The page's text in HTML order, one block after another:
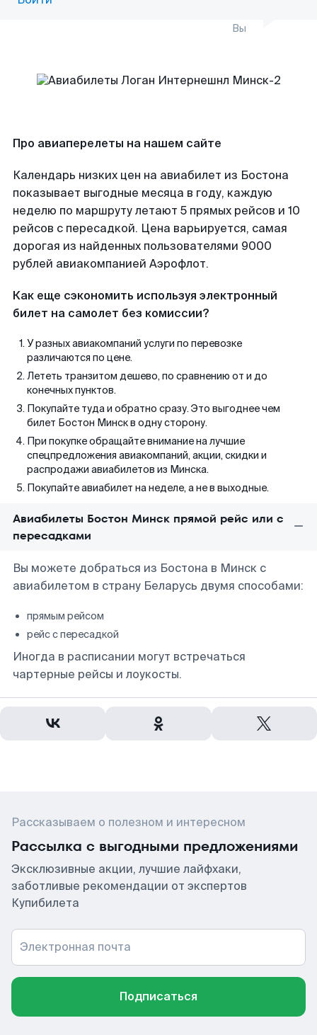
Вы
Про авиаперелеты на нашем сайте
Календарь низких цен на авиабилет из Бостона
показывает выгодные месяца в году, каждую
неделю по маршруту летают 5 прямых рейсов и 10
рейсов с пересадкой. Цена варьируется, самая
дорогая из найденных пользователями 9000
рублей авиакомпанией Аэрофлот.
Как еще сэкономить используя электронный
билет на самолет без комиссии?
У разных авиакомпаний услуги по перевозке
различаются по цене.
Лететь транзитом дешево, по сравнению от и до
конечных пунктов.
Покупайте туда и обратно сразу. Это выгоднее чем
билет Бостон Минск в одну сторону.
При покупке обращайте внимание на лучшие
спецпредложения авиакомпаний, акции, скидки и
распродажи авиабилетов из Минска.
Покупайте авиабилет на неделе, а не в выходные.
Авиабилеты Бостон Минск прямой рейс или с
пересадками
Вы можете добраться из Бостона в Минск с
авиабилетом в страну Беларусь двумя способами:
прямым рейсом
рейс с пересадкой
Иногда в расписании могут встречаться
чартерные рейсы и лоукосты.
Рассказываем о полезном и интересном
Рассылка с выгодными предложениями
Эксклюзивные акции, лучшие лайфхаки,
заботливые рекомендации от экспертов
Купибилета
Электронная почта
Подписаться